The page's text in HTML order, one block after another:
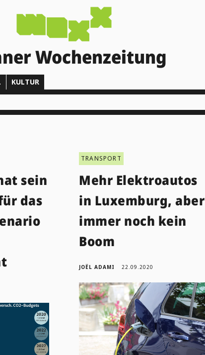
Wochenzeitung
KULTUR
sein
das
TRANSPORT
Mehr Elektroautos
in Luxemburg, aber
immer noch kein
Boom
JOËL ADAMI 22.09.2020